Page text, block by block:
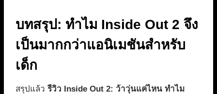
บทสรุป: ทำไม Inside Out 2 จึง
เป็นมากกว่าแอนิเมชันสำหรับ
เด็ก
สรุปแล้วรีวิว Inside Out 2: ว้าวุ่นแค่ไหน ทำไม